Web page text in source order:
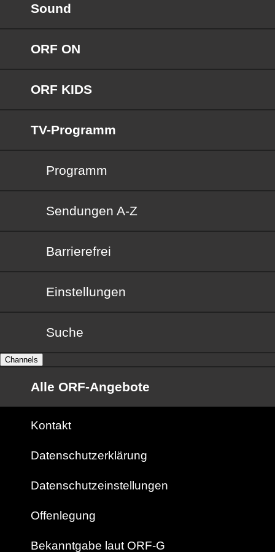
Sound
ORF ON
ORF KIDS
TV-Programm
Programm
Sendungen von A bis Z
Sendungen A-Z
Barrierefrei
Barrierefrei
Einstellungen
Suche
Channels
Alle ORF-Angebote
Kontakt
Datenschutzerklärung
Datenschutzeinstellungen
Offenlegung
Bekanntgabe laut ORF-G